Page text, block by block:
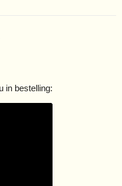
in bestelling: